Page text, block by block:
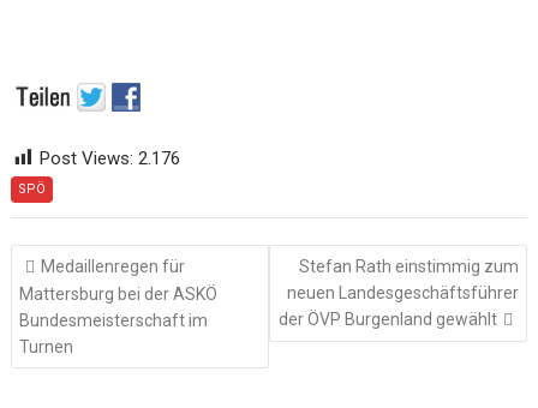
Post Views: 2.176
SPÖ
Beitragsnavigation
Medaillenregen für
Mattersburg bei der ASKÖ
Bundesmeisterschaft im
Turnen
Stefan Rath einstimmig zum
neuen Landesgeschäftsführer
der ÖVP Burgenland gewählt